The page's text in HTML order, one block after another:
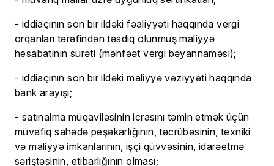
- iddiaçının son bir ildəki fəaliyyəti haqqında vergi
orqanları tərəfindən təsdiq olunmuş maliyyə
hesabatının surəti (mənfəət vergi bəyannaməsi);
- iddiaçının son bir ildəki maliyyə vəziyyəti haqqında
bank arayışı;
- satınalma müqaviləsinin icrasını təmin etmək üçün
müvafiq sahədə peşəkarlığının, təcrübəsinin, texniki
və maliyyə imkanlarının, işçi qüvvəsinin, idarəetmə
səriştəsinin, etibarlığının olması;